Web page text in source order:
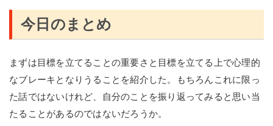
今日のまとめ
まずは目標を立てることの重要さと目標を立てる上で心理的
なブレーキとなりうることを紹介した。もちろんこれに限っ
た話ではないけれど、自分のことを振り返ってみると思い当
たることがあるのではないだろうか。